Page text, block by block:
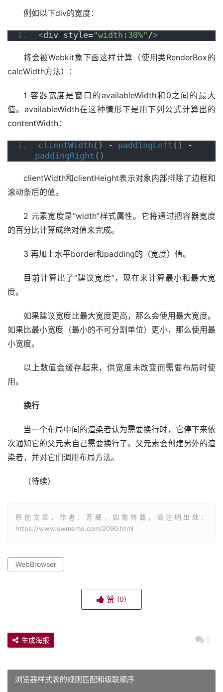
例如以下div的宽度：
<div style="width:30%" />
将会被Webkit象下面这样计算（使用类RenderBox的
calcWidth方法）：
1 容器宽度是窗口的availableWidth和0之间的最大
值。availableWidth在这种情形下是用下列公式计算出的
contentWidth：
clientWidth () - paddingLeft ()
paddingRight ()
clientWidth和clientHeight表示对象内部排除了边框和
滚动条后的值。
2 元素宽度是“width”样式属性。它将通过把容器宽度
的百分比计算成绝对值来完成。
3 再加上水平border和padding的（宽度）值。
目前计算出了“建议宽度”，现在来计算最小和最大宽
度。
如果建议宽度比最大宽度更高，那么会使用最大宽度。
如果比最小宽度（最小的不可分割单位）更小，那么使用最
小宽度。
以上数值会缓存起来，供宽度未改变而需要布局时使
用。
换行
当一个布局中间的渲染者认为需要换行时，它停下来依
次通知它的父元素自己需要换行了。父元素会创建另外的渲
染者，并对它们调用布局方法。
（待续）
原创文章，作者：苏葳，如需转载，请注明出处：
https://www.swmemo.com/2090.html
WebBrowser
赞 (0)
0
生成海报
浏览器样式表的规则匹配和级联顺序